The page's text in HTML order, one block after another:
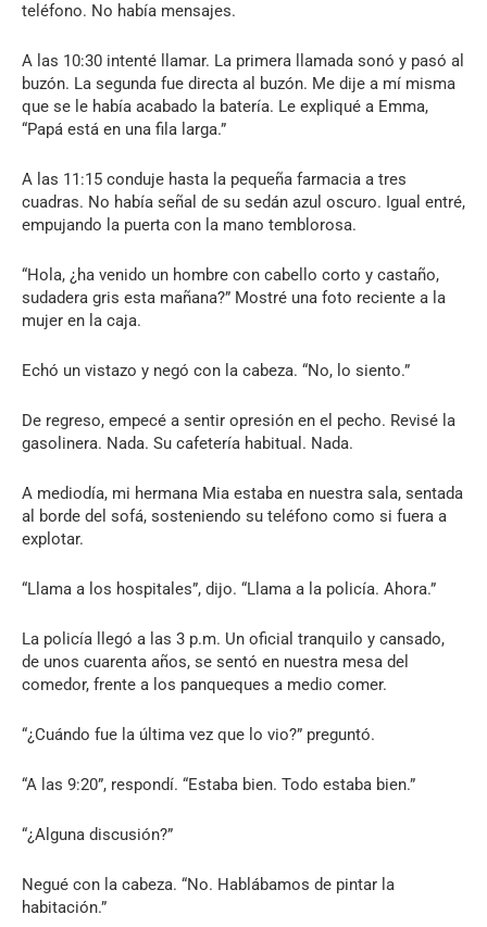
teléfono. No había mensajes.
A las 10:30 intenté llamar. La primera llamada sonó y pasó al
buzón. La segunda fue directa al buzón. Me dije a mí misma
que se le había acabado la batería. Le expliqué a Emma,
“Papá está en una fila larga.”
A las 11:15 conduje hasta la pequeña farmacia a tres
cuadras. No había señal de su sedán azul oscuro. Igual entré,
empujando la puerta con la mano temblorosa.
“Hola, ¿ha venido un hombre con cabello corto y castaño,
sudadera gris esta mañana?” Mostré una foto reciente a la
mujer en la caja.
Echó un vistazo y negó con la cabeza. “No, lo siento.”
De regreso, empecé a sentir opresión en el pecho. Revisé la
gasolinera. Nada. Su cafetería habitual. Nada.
A mediodía, mi hermana Mia estaba en nuestra sala, sentada
al borde del sofá, sosteniendo su teléfono como si fuera a
explotar.
“Llama a los hospitales”, dijo. “Llama a la policía. Ahora.”
La policía llegó a las 3 p.m. Un oficial tranquilo y cansado,
de unos cuarenta años, se sentó en nuestra mesa del
comedor, frente a los panqueques a medio comer.
“¿Cuándo fue la última vez que lo vio?” preguntó.
“A las 9:20”, respondí. “Estaba bien. Todo estaba bien.”
“¿Alguna discusión?”
Negué con la cabeza. “No. Hablábamos de pintar la
habitación.”